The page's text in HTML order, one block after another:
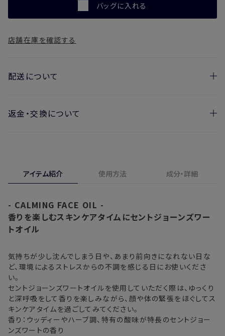
バッグに入れる
店舗在庫を確認する
配送について
お届け日の目安
※新製品（限定製品）は除きます。
※定期販売のお申し込みは、7日後以降の配送となります。
注文後、お届けまでにかかる日数の目安
北海道
東北・関東・中部・関西 2〜3日
沖縄県・離島 5〜8日
※以下に該当する場合、上記の日程で発送できない場合がござ
返金・交換について
合、期間内*であれば、返金・交換サービスをご利用いただけ
ます。
※ オンラインストアでご購入の場合、発送完了メールの翌日から10日
間。対象の直営店舗でご購入の場合、購入日の翌日から7日間
アイテム紹介 使用方法 成分・詳細
- CALMING FACE OIL -
香りを楽しむスキンケアタイムにセントジョーンズワー
トオイル
気持ちが少し沈んでしまう日や、あまり前向きになれない日な
ど、環境によるストレスからの不調を感じる日にお使いくださ
い。
セントジョーンズワートオイルを使用していただく際は、ゆっくり
と深呼吸をして香りを楽しみながら、顔や体の緊張をほぐしてス
キンケアタイムを過ごしてみてください。
香り：ウッディーやハーブ調、特有の酸味が特長のセントジョー
ンズワートの香り